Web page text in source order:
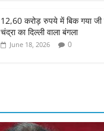
12,60 करोड़ रुपये में बिक गया जी
चंद्रा का दिल्ली वाला बंगला
June 18, 2026 0